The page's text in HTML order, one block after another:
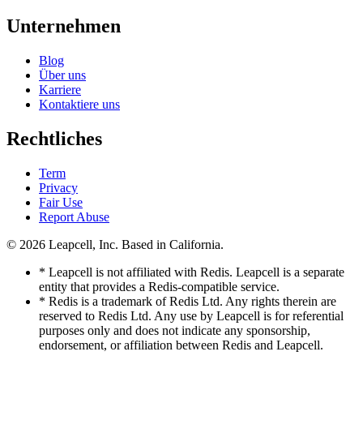
Unternehmen
Blog
Über uns
Karriere
Kontaktiere uns
Rechtliches
Term
Privacy
Fair Use
Report Abuse
© 2026 Leapcell, Inc. Based in California.
* Leapcell is not affiliated with Redis. Leapcell is a separate
entity that provides a Redis-compatible service.
* Redis is a trademark of Redis Ltd. Any rights therein are
reserved to Redis Ltd. Any use by Leapcell is for referential
purposes only and does not indicate any sponsorship,
endorsement, or affiliation between Redis and Leapcell.